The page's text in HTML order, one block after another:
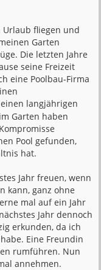
fliegen und
Garten
Die letzten Jahre
seine Freizeit
eine Poolbau-Firma
langjährigen
Garten haben
Pool gefunden,
hat.
Jahr freuen, wenn
kann, ganz ohne
mal auf ein Jahr
Jahr dennoch
erkunden, da ich
Eine Freundin
rumführen. Nun
annehmen.